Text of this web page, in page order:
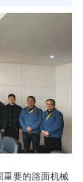
重要的路面机械